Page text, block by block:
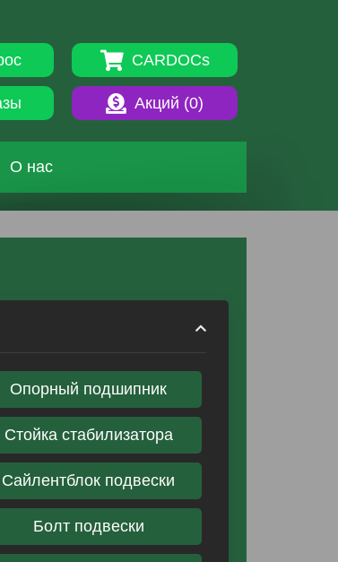
CARDOCs
Акций (0)
О нас
Опорный подшипник
Стойка стабилизатора
Сайлентблок подвески
Болт подвески